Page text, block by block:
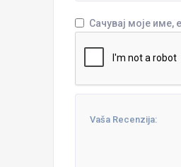
Сачувај моје